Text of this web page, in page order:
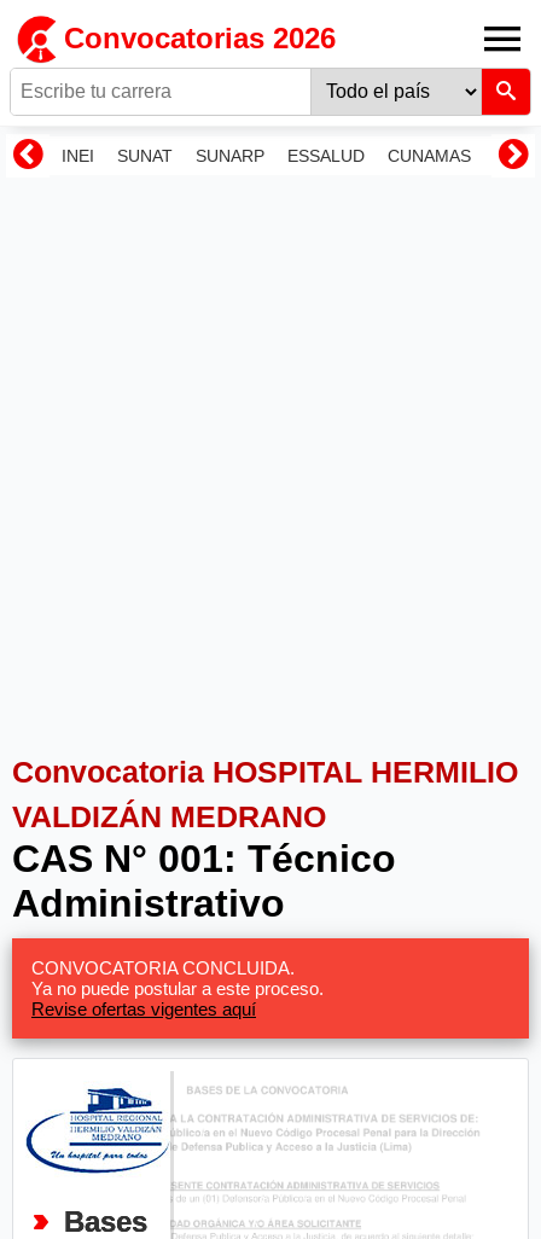
Convocatorias 2026
INEI SUNAT SUNARP ESSALUD CUNAMAS
Convocatoria HOSPITAL HERMILIO
VALDIZÁN MEDRANO
CAS N° 001: Técnico
Administrativo
CONVOCATORIA CONCLUIDA.
Ya no puede postular a este proceso.
Revise ofertas vigentes aquí
Bases